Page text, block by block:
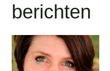
berichten